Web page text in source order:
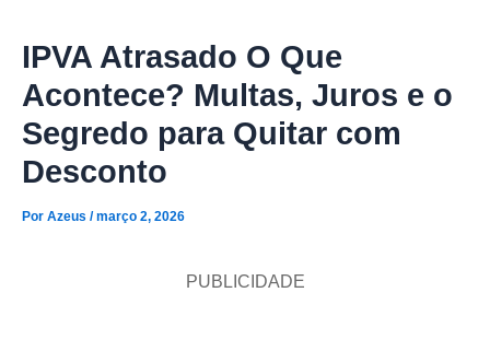
IPVA Atrasado O Que
Acontece? Multas, Juros e o
Segredo para Quitar com
Desconto
Por Azeus /março 2, 2026
PUBLICIDADE